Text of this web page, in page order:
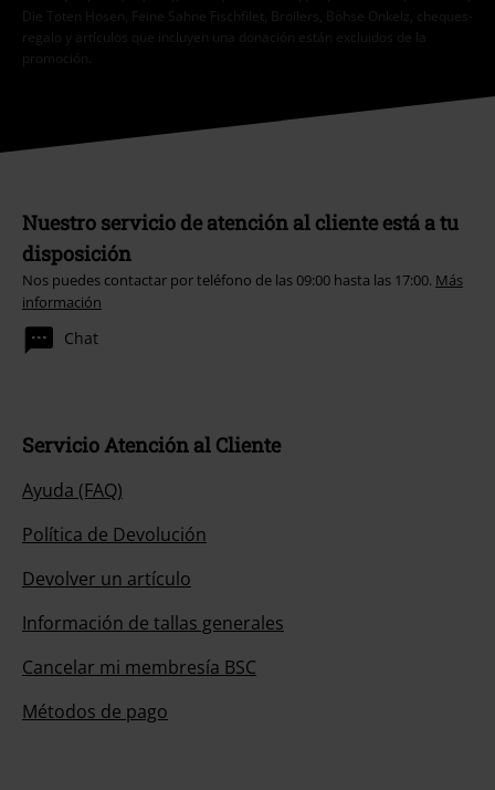
Die Toten Hosen, Feine Sahne Fischfilet, Broilers, Böhse Onkelz, cheques-
regalo y artículos que incluyen una donación están excluidos de la
promoción.
Nuestro servicio de atención al cliente está a tu
disposición
Nos puedes contactar por teléfono de las 09:00 hasta las 17:00. Más
información
Chat
Servicio Atención al Cliente
Ayuda (FAQ)
Política de Devolución
Devolver un artículo
Información de tallas generales
Cancelar mi membresía BSC
Métodos de pago